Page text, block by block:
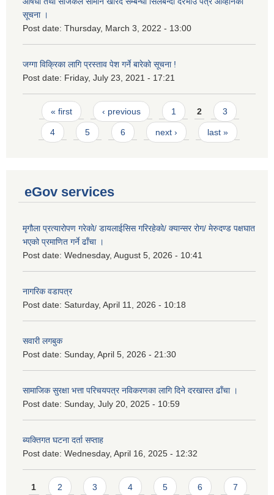
सूचना ।
Post date: Thursday, March 3, 2022 - 13:00
जग्गा विक्रिका लागि प्रस्ताव पेश गर्ने बारेको सूचना !
Post date: Friday, July 23, 2021 - 17:21
Pages
« first ‹ previous 1 2 3
4 5 6 next › last »
eGov services
मृगौला प्रत्यारोपण गरेको/ डायलाईसिस गरिरहेको/ क्यान्सर रोग/ मेरुदण्ड पक्षघात
भएको प्रमाणित गर्ने ढाँचा ।
Post date: Wednesday, August 5, 2026 - 10:41
नागरिक वडापत्र
Post date: Saturday, April 11, 2026 - 10:18
सवारी लगबुक
Post date: Sunday, April 5, 2026 - 21:30
सामाजिक सुरक्षा भत्ता परिचयपत्र नविकरणका लागि दिने दरखास्त ढाँचा ।
Post date: Sunday, July 20, 2025 - 10:59
ब्यक्तिगत घटना दर्ता सप्ताह
Post date: Wednesday, April 16, 2025 - 12:32
Pages
1 2 3 4 5 6 7